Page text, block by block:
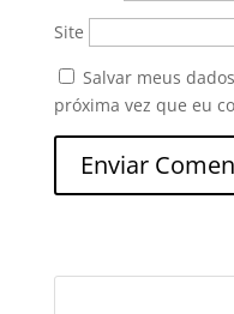
Site
Salvar meus
próxima vez que eu